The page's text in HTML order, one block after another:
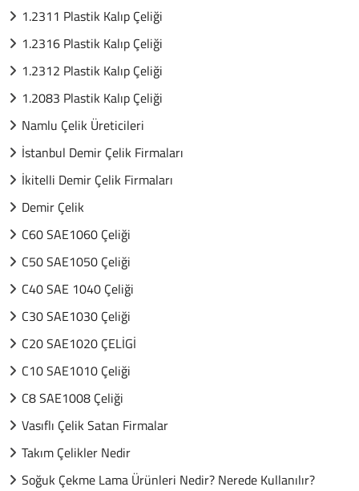
1.2311 Plastik Kalıp Çeliği
1.2316 Plastik Kalıp Çeliği
1.2312 Plastik Kalıp Çeliği
1.2083 Plastik Kalıp Çeliği
Namlu Çelik Üreticileri
İstanbul Demir Çelik Firmaları
İkitelli Demir Çelik Firmaları
Demir Çelik
C60 SAE1060 Çeliği
C50 SAE1050 Çeliği
C40 SAE 1040 Çeliği
C30 SAE1030 Çeliği
C20 SAE1020 ÇELİGİ
C10 SAE1010 Çeliği
C8 SAE1008 Çeliği
Vasıflı Çelik Satan Firmalar
Takım Çelikler Nedir
Soğuk Çekme Lama Ürünleri Nedir? Nerede Kullanılır?